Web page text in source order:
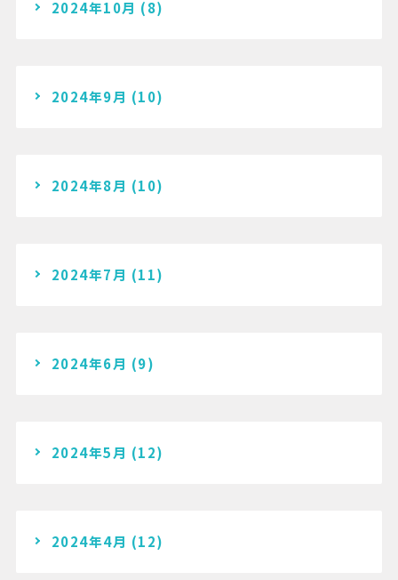
2024年10月 (8)
2024年9月 (10)
2024年8月 (10)
2024年7月 (11)
2024年6月 (9)
2024年5月 (12)
2024年4月 (12)